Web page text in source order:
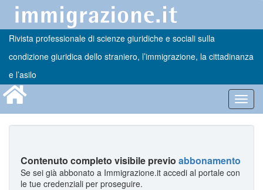
Rivista professionale di scienze giuridiche e sociali sulla
condizione giuridica dello straniero, l’immigrazione, la cittadinanza
e l’asilo
Contenuto completo visibile previo abbonamento
Se sei già abbonato a Immigrazione.it accedi al portale con
le tue credenziali per proseguire.